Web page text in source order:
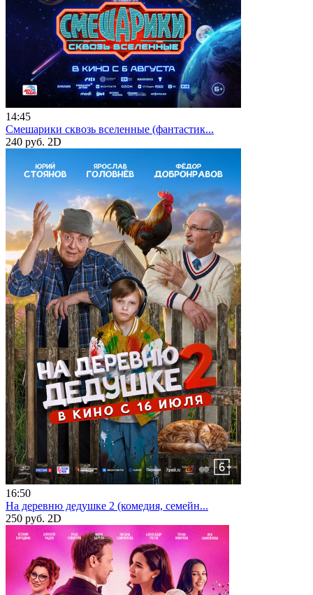
14:45
Смешарики сквозь вселенные (фантастик...
240 руб. 2D
16:50
На деревню дедушке 2 (комедия, семейн...
250 руб. 2D